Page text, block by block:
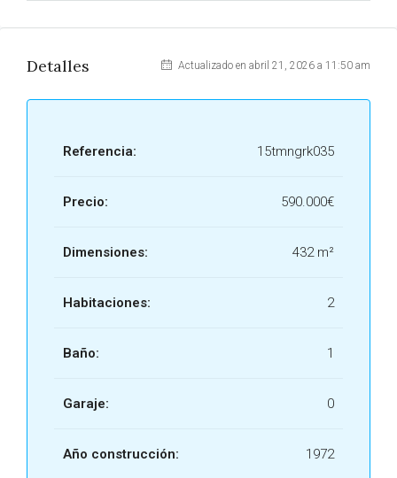
Detalles Actualizado en abril 21, 2026 a 11:50 am
Referencia: 15tmngrk035
Precio: 590.000€
Dimensiones: 432 m²
Habitaciones: 2
Baño: 1
Garaje: 0
Año construcción: 1972